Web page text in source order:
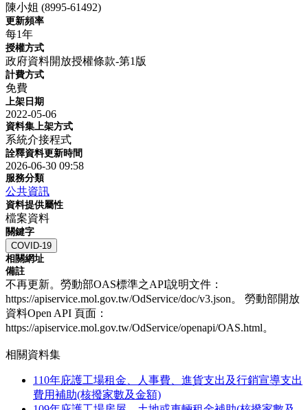
陳小姐 (8995-61492)
更新頻率
每1年
授權方式
政府資料開放授權條款-第1版
計費方式
免費
上架日期
2022-05-06
資料集上架方式
系統介接程式
詮釋資料更新時間
2026-06-30 09:58
服務分類
公共資訊
資料提供屬性
檔案資料
關鍵字
COVID-19
相關網址
備註
不再更新。勞動部OAS標準之API說明文件：
https://apiservice.mol.gov.tw/OdService/doc/v3.json。 勞動部開放
資料Open API 頁面：
https://apiservice.mol.gov.tw/OdService/openapi/OAS.html。
相關資料集
110年庇護工場租金、人事費、進貨支出及行銷宣導支出
費用補助(核撥家數及金額)